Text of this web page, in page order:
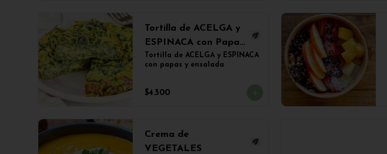
Tortilla de ACELGA y
ESPINACA con Papas
Doradas y ensalada
Tortilla de ACELGA y ESPINACA
con papas y ensalada
$4.500
Crema de
VEGETALES